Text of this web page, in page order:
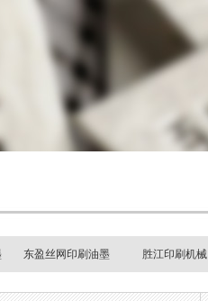
东盈丝网印刷油墨 胜江印刷机械